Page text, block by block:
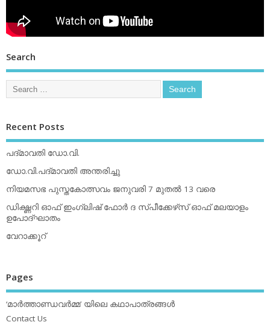
Search
Recent Posts
പദ്മാവതി ഡോ.വി.
ഡോ.വി.പദ്മാവതി അന്തരിച്ചു
നിയമസഭ പുസ്തകോത്സവം ജനുവരി 7 മുതല്‍ 13 വരെ
ഡിക്ഷ്ണറി ഓഫ് ഇംഗ്ലിഷ് ഫോര്‍ ദ സ്പീക്കേഴ്‌സ് ഓഫ് മലയാളം
ഉപോദ്ഘാതം
വേറാക്കൂറ്
Pages
‘മാര്‍ത്താണ്ഡവര്‍മ്മ’ യിലെ കഥാപാത്രങ്ങള്‍
Contact Us